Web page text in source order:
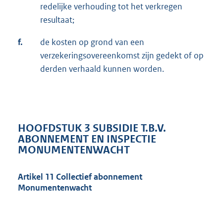
redelijke verhouding tot het verkregen
resultaat;
f.
de kosten op grond van een
verzekeringsovereenkomst zijn gedekt of op
derden verhaald kunnen worden.
HOOFDSTUK 3 SUBSIDIE T.B.V.
ABONNEMENT EN INSPECTIE
MONUMENTENWACHT
Artikel 11 Collectief abonnement
Monumentenwacht